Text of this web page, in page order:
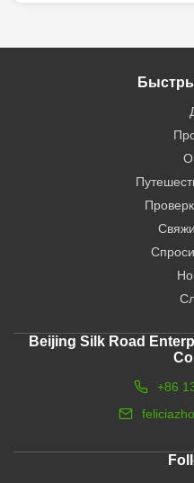
О
Beijing Silk Road
+86